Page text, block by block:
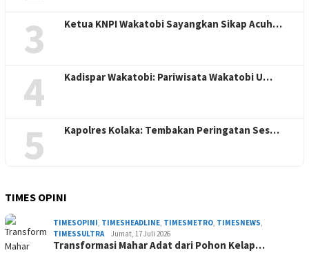
3 Ketua KNPI Wakatobi Sayangkan Sikap Acuh…
4 Kadispar Wakatobi: Pariwisata Wakatobi U…
5 Kapolres Kolaka: Tembakan Peringatan Ses…
TIMES OPINI
TIMESOPINI, TIMESHEADLINE, TIMESMETRO, TIMESNEWS,
TIMESSULTRA
Jumat, 17 Juli 2026
Transformasi Mahar Adat dari Pohon Kelap…